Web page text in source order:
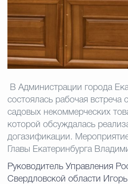
В Администрации города
состоялась рабочая встреча
садовых некоммерческих
которой обсуждалась
догазификации.
Главы Екатеринбурга
Руководитель Управления
Свердловской области